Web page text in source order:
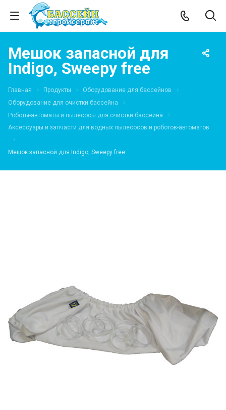
Мешок запасной для
Indigo, Sweepy free
Главная Продукты
Оборудование для бассейнов
Оборудование для очистки бассейна
Роботы-автоматы и пылесосы для очистки бассейна
Аксессуары и запчасти для водных пылесосов и роботов-автоматов
Мешок запасной для Indigo, Sweepy free